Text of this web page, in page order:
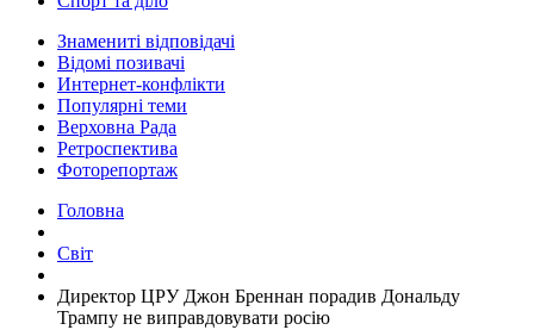
Знамениті відповідачі
Відомі позивачі
Интернет-конфлікти
Популярні теми
Верховна Рада
Ретроспектива
Фоторепортаж
Головна
Світ
​Директор ЦРУ Джон Бреннан порадив Дональду
Трампу не виправдовувати росію